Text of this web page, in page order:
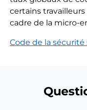
certains
cadre de la micro-
Code de la sécurité